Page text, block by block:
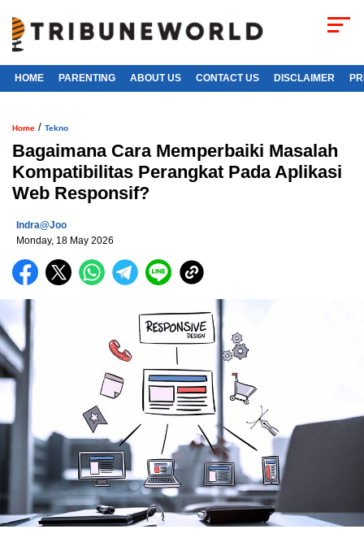
HOME PARENTING ABOUT US CONTACT US DISCLAIMER
Home / Tekno
Bagaimana Cara Memperbaiki Masalah
Kompatibilitas Perangkat Pada Aplikasi
Web Responsif?
Indra@joo
Monday, 18 May 2026